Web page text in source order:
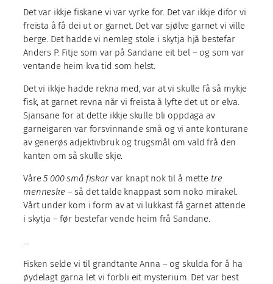
Det var ikkje fiskane vi var vyrke for. Det var ikkje difor vi
freista å få dei ut or garnet. Det var sjølve garnet vi ville
berge. Det hadde vi nemleg stole i skytja hjå bestefar
Anders P. Fitje som var på Sandane eit bel – og som var
ventande heim kva tid som helst.
Det vi ikkje hadde rekna med, var at vi skulle få så mykje
fisk, at garnet revna når vi freista å lyfte det ut or elva.
Sjansane for at dette ikkje skulle bli oppdaga av
garneigaren var forsvinnande små og vi ante konturane
av generøs adjektivbruk og trugsmål om vald frå den
kanten om så skulle skje.
Våre5 000 små fiskarvar knapt nok til å mette tre
menneske– så det talde knappast som noko mirakel.
Vårt under kom i form av at vi lukkast få garnet attende
i skytja – før bestefar vende heim frå Sandane.
…
Fisken selde vi til grandtante Anna – og skulda for å ha
øydelagt garna let vi forbli eit mysterium. Det var best